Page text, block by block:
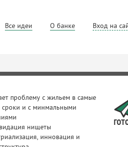
Все идеи О банке Вход на
проблему с жильем в самые
сроки и с минмальными
нищеты
инновация и